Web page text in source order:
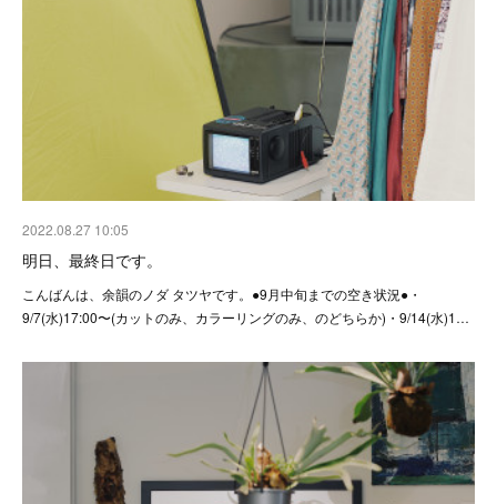
2022.08.27 10:05
明日、最終日です。
こんばんは、余韻のノダ タツヤです。●9月中旬までの空き状況●・
9/7(水)17:00〜(カットのみ、カラーリングのみ、のどちらか)・9/14(水)1…